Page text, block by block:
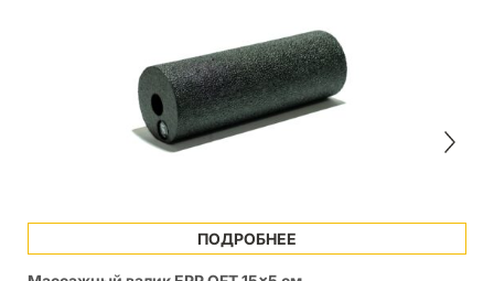
ПОДРОБНЕЕ